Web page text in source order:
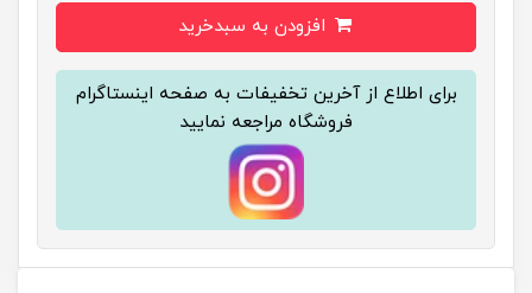
برای اطلاع از آخرین تخفیفات به صفحه اینستاگرام
فروشگاه مراجعه نمایید